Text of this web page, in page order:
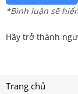
*Bình luận sẽ
Hãy trở thành
Trang chủ